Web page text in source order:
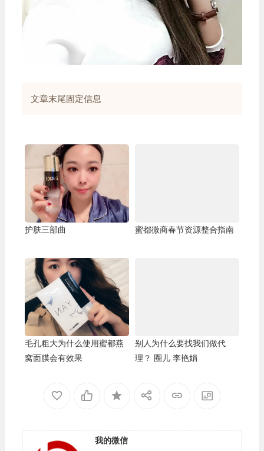
文章末尾固定信息
护肤三部曲 蜜都微商春节资源整合指南
毛孔粗大为什么使用蜜都燕
窝面膜会有效果
别人为什么要找我们做代
理？ 圈儿 李艳娟
我的微信